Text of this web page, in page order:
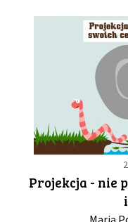
Projekcja - nie